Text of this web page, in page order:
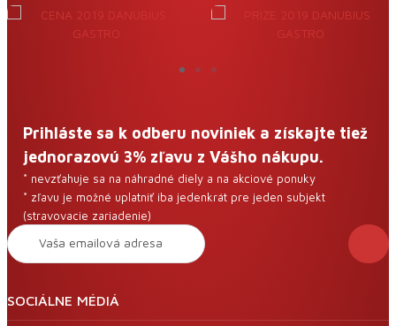
Prihláste sa k odberu noviniek a získajte tiež
jednorazovú 3% zľavu z Vášho nákupu.
* nevzťahuje sa na náhradné diely a na akciové ponuky
* zľavu je možné uplatniť iba jedenkrát pre jeden subjekt
(stravovacie zariadenie)
SOCIÁLNE MÉDIÁ